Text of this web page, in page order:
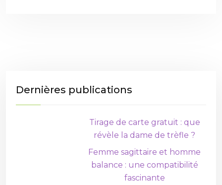
Dernières publications
Tirage de carte gratuit : que
révèle la dame de trèfle ?
Femme sagittaire et homme
balance : une compatibilité
fascinante